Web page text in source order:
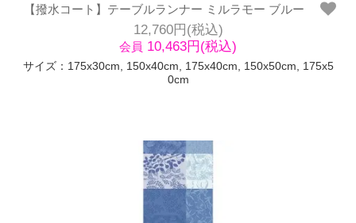
【撥水コート】テーブルランナー ミルラモー ブルー
12,760円(税込)
会員 10,463円(税込)
サイズ：175x30cm, 150x40cm, 175x40cm, 150x50cm, 175x5
0cm